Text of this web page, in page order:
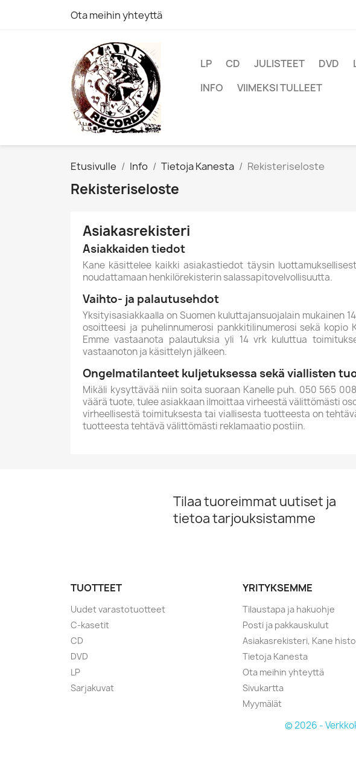
Ota meihin yhteyttä
LP CD JULISTEET DVD
INFO
VIIMEKSI TULLEET
Etusivulle Info Tietoja Kanesta Rekisteriseloste
Rekisteriseloste
Asiakasrekisteri
Asiakkaiden tiedot
Kane käsittelee kaikki asiakastiedot täysin
noudattamaan henkilörekisterin salassapitovelvollisuutta.
Vaihto- ja palautusehdot
Yksityisasiakkaalla on Suomen kuluttajansuojalain mukainen
osoitteesi ja puhelinnumerosi pankkitilinumerosi sekä kopio
Emme vastaanota palautuksia yli 14 vrk kuluttua
vastaanoton ja käsittelyn jälkeen.
Ongelmatilanteet kuljetuksessa sekä viallisten
Mikäli kysyttävää niin soita suoraan Kanelle puh. 050 565
väärä tuote, tulee asiakkaan ilmoittaa virheestä välittömästi
virheellisestä toimituksesta tai viallisesta tuotteesta on
tuotteesta tehtävä välittömästi reklamaatio postiin.
Tilaa tuoreimmat uutiset ja
tietoa tarjouksistamme
TUOTTEET
Uudet varastotuotteet
C-kasetit
CD
DVD
LP
Sarjakuvat
YRITYKSEMME
Tilaustapa ja hakuohje
Posti ja pakkauskulut
Asiakasrekisteri, Kane
Tietoja Kanesta
Ota meihin yhteyttä
Sivukartta
Myymälät
© 2026 -